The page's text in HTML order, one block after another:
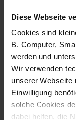
Diese Webseite
Cookies sind
B. Computer,
werden und
Wir verwenden
unserer Webseite
Einwilligung
solche Cookies
dabei helfen, die
Fotografo:
Sternbach
Download